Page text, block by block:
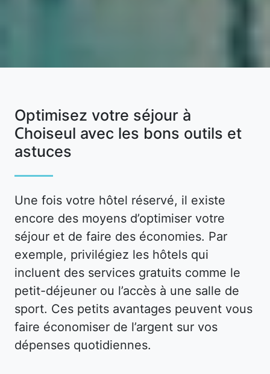
Optimisez votre séjour à
Choiseul avec les bons outils et
astuces
Une fois votre hôtel réservé, il existe
encore des moyens d’optimiser votre
séjour et de faire des économies. Par
exemple, privilégiez les hôtels qui
incluent des services gratuits comme le
petit-déjeuner ou l’accès à une salle de
sport. Ces petits avantages peuvent vous
faire économiser de l’argent sur vos
dépenses quotidiennes.